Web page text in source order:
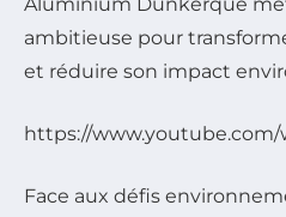
ambitieuse pour
et réduire son impact
https://www.youtube.com/
Face aux défis